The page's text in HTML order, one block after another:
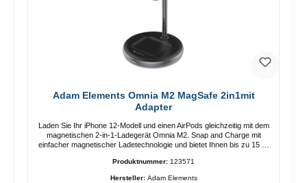
Adam Elements Omnia M2 MagSafe 2in1mit
Adapter
Laden Sie Ihr iPhone 12-Modell und einen AirPods gleichzeitig mit dem
magnetischen 2-in-1-Ladegerät Omnia M2. Snap and Charge mit
einfacher magnetischer Ladetechnologie und bietet Ihnen bis zu 15 W
ermöglicht das Design mit einstellbarem Ladewinkel eine einfache
Anpassung der Ladeposition für das iPhone 12 für das beste Erlebnis.
Produktnummer: 123571
Hersteller: Adam Elements